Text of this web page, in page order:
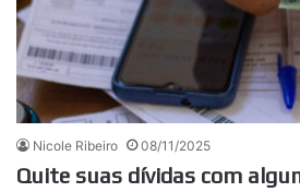
Nicole Ribeiro 08/11/2025
Quite suas dívidas com